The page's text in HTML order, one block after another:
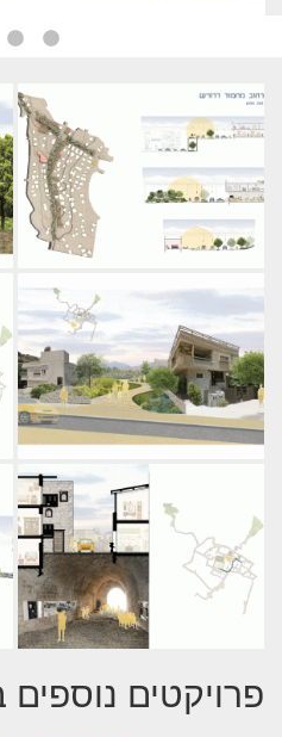
פרויקטים נוספים